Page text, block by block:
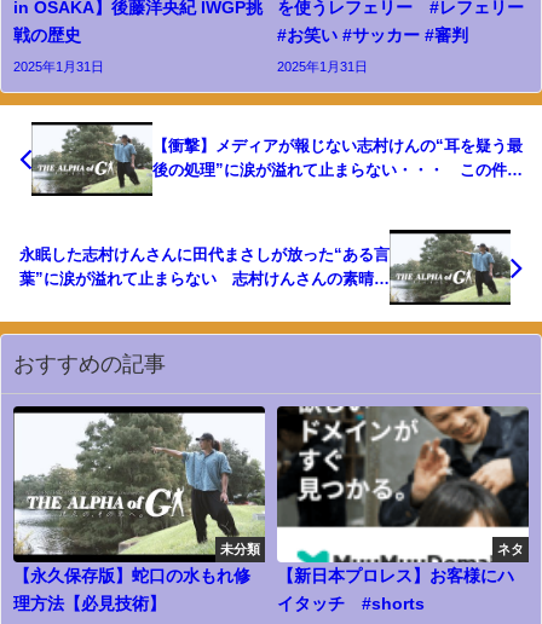
in OSAKA】後藤洋央紀 IWGP挑
戦の歴史
2025年1月31日
を使うレフェリー #レフェリー
#お笑い #サッカー #審判
2025年1月31日
【衝撃】メディアが報じない志村けんの“耳を疑う最
後の処理”に涙が溢れて止まらない・・・ この件の
永眠した志村けんさんに田代まさしが放った“ある言
葉”に涙が溢れて止まらない 志村けんさんの素晴ら
おすすめの記事
未分類
【永久保存版】蛇口の水もれ修
理方法【必見技術】
ネタ
【新日本プロレス】お客様にハ
イタッチ #shorts